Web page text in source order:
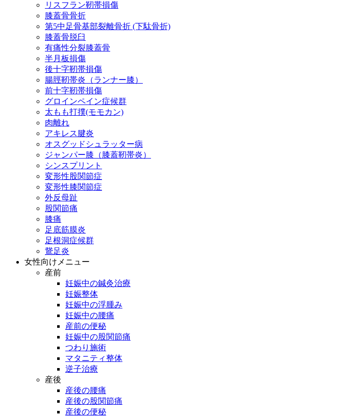
リスフラン靭帯損傷
膝蓋骨骨折
第5中足骨基部裂離骨折 (下駄骨折)
膝蓋骨脱臼
有痛性分裂膝蓋骨
半月板損傷
後十字靭帯損傷
腸脛靭帯炎（ランナー膝）
前十字靭帯損傷
グロインペイン症候群
太もも打撲(モモカン)
肉離れ
アキレス腱炎
オスグッドシュラッター病
ジャンパー膝（膝蓋靭帯炎）
シンスプリント
変形性股関節症
変形性膝関節症
外反母趾
股関節痛
膝痛
足底筋膜炎
足根洞症候群
鵞足炎
女性向けメニュー
産前
妊娠中の鍼灸治療
妊娠整体
妊娠中の浮腫み
妊娠中の腰痛
産前の便秘
妊娠中の股関節痛
つわり施術
マタニティ整体
逆子治療
産後
産後の腰痛
産後の股関節痛
産後の便秘